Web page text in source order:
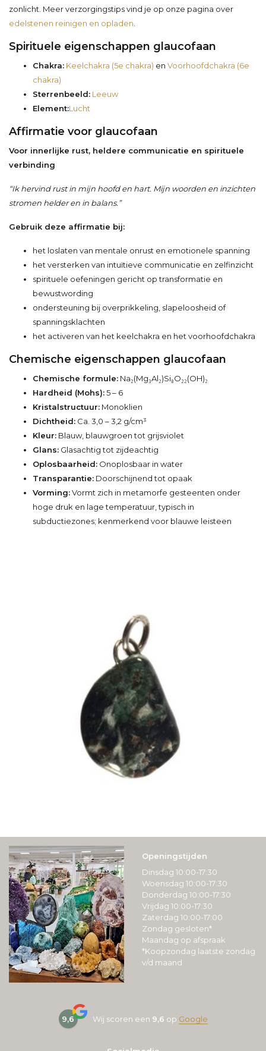
zonlicht. Meer verzorgingstips vind je op onze pagina over
edelstenen reinigen en opladen
Spirituele eigenschappen glaucofaan
Chakra: Keelchakra (5e chakra) en Voorhoofdchakra (6e
chakra)
Sterrenbeeld: Leeuw
Element:Lucht
Affirmatie voor glaucofaan
Voor innerlijke rust, heldere communicatie en spirituele
verbinding
“Ik hervind rust in mijn hoofd en hart. Mijn woorden en inzichten
stromen helder en in balans.”
Gebruik deze affirmatie bij:
het loslaten van mentale onrust en emotionele spanning
het versterken van intuïtieve communicatie en zelfinzicht
spirituele oefeningen gericht op transformatie en
bewustwording
ondersteuning bij overprikkeling, slapeloosheid of
spanningsklachten
het activeren van het keelchakra en het voorhoofdchakra
Chemische eigenschappen glaucofaan
Chemische formule: Na₂(Mg₃Al₂)Si₈O₂₂(OH)₂
Hardheid (Mohs):5 – 6
Kristalstructuur: Monoklien
Dichtheid: Ca. 3,0 – 3,2 g/cm³
Kleur: Blauw, blauwgroen tot grijsviolet
Glans: Glasachtig tot zijdeachtig
Oplosbaarheid: Onoplosbaar in water
Transparantie: Doorschijnend tot opaak
Vorming:Vormt zich in metamorfe gesteenten onder
hoge druk en lage temperatuur, typisch in
subductiezones; kenmerkend voor blauwe leisteen
Openingstijden
Dinsdag 10:00-17:30
Woensdag 10:00-17:30
Donderdag 10:00-17:30
Vrijdag 10:00-17:30
Zaterdag 10:00-17:00
Zondag gesloten*
Maandag op afspraak
*Koopzondag laatste zondag
v/d maand
9,6 Wij scoren een 9,6 op Google